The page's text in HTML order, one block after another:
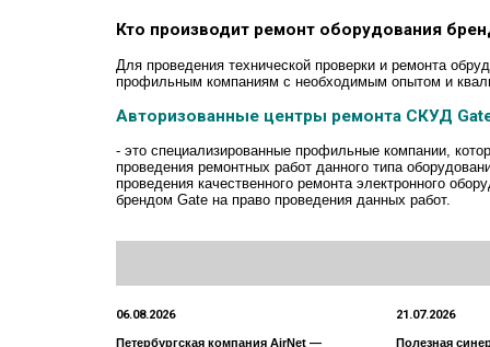
Кто производит ремонт оборудования
Для проведения технической проверки и ремонта
профильным компаниям с необходимым опытом и
Авторизованные центры ремонта СКУД
- это специализированные профильные компании,
проведения ремонтных работ данного типа
проведения качественного ремонта электронного
брендом Gate на право проведения данных работ.
06.08.2026
Петербургская компания AirNet —
21.07.2026
Полезная